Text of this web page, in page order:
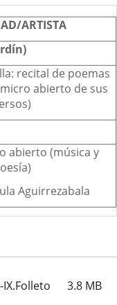
ARTISTA
recital de poemas
abierto de sus
abierto (música y
Aguirrezabala
IX.Folleto 3.8 MB